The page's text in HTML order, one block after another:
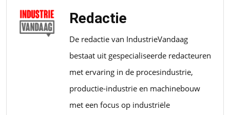
Redactie
De redactie van IndustrieVandaag
bestaat uit gespecialiseerde redacteuren
met ervaring in de procesindustrie,
productie-industrie en machinebouw
met een focus op industriële